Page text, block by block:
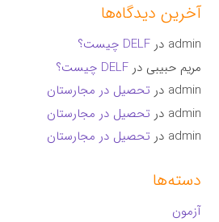
آخرین دیدگاه‌ها
admin درDELF چیست؟
مریم حبیبی درDELF چیست؟
admin در تحصیل در مجارستان
admin در تحصیل در مجارستان
admin در تحصیل در مجارستان
دسته‌ها
آزمون